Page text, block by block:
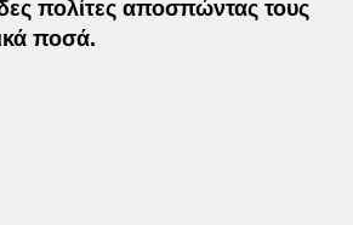
πολίτες αποσπώντας τους
ποσά.